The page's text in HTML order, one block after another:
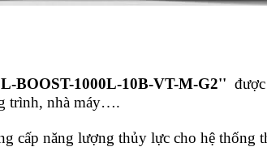
BOOST-1000L-10B-VT-M-G2''
trình, nhà máy….
cấp năng lượng thủy lực cho hệ thống